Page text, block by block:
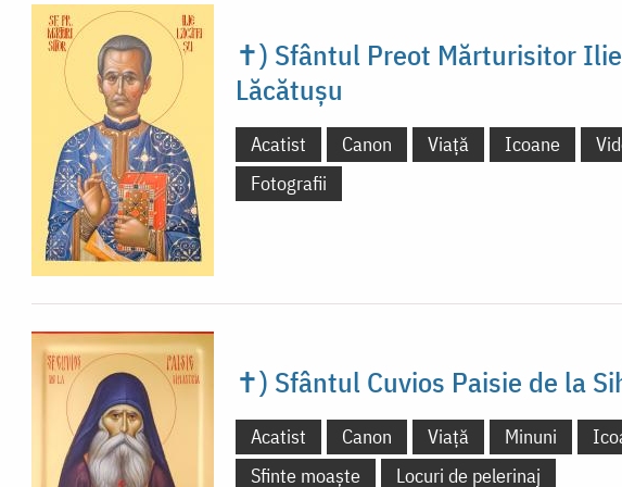
✝) Sfântul Preot Mărturisitor Ilie
Lăcătușu
Acatist Canon Viață Icoane
Fotografii
✝) Sfântul Cuvios Paisie de la
Acatist Canon Viață Minuni
Sfinte moaște
Locuri de pelerinaj